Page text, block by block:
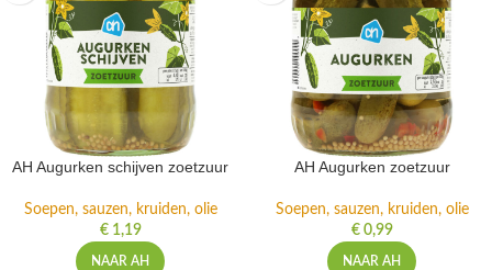
AH Augurken schijven zoetzuur
Soepen, sauzen, kruiden, olie
€1,19
NAAR AH
AH Augurken zoetzuur
Soepen, sauzen, kruiden, olie
€0,99
NAAR AH